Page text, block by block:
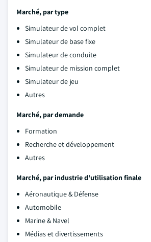
Marché, par type
Simulateur de vol complet
Simulateur de base fixe
Simulateur de conduite
Simulateur de mission complet
Simulateur de jeu
Autres
Marché, par demande
Formation
Recherche et développement
Autres
Marché, par industrie d'utilisation finale
Aéronautique & Défense
Automobile
Marine & Navel
Médias et divertissements